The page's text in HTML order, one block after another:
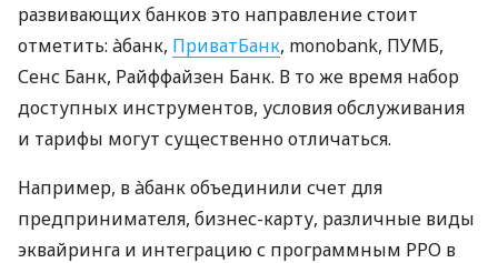
развивающих банков это направление стоит
отметить: àбанк, ПриватБанк, monobank, ПУМБ,
Сенс Банк, Райффайзен Банк. В то же время набор
доступных инструментов, условия обслуживания
и тарифы могут существенно отличаться.
Например, в àбанк объединили счет для
предпринимателя, бизнес-карту, различные виды
эквайринга и интеграцию с программным РРО в